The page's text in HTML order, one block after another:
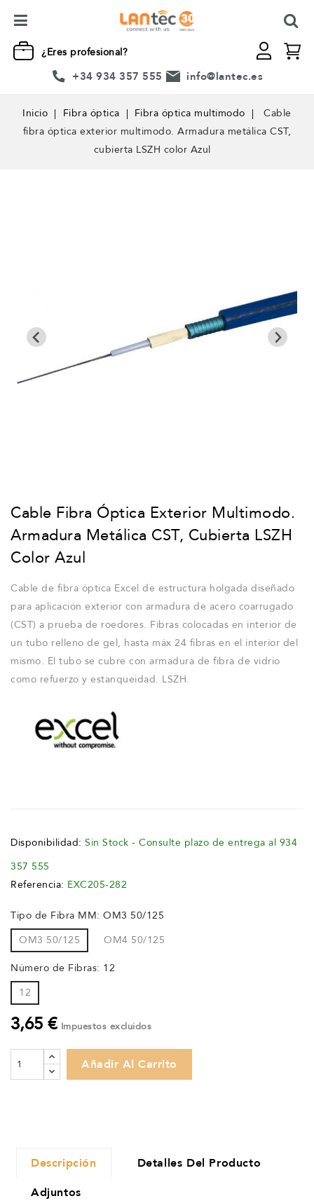
¿Eres profesional?
+34 934 357 555 info@lantec.es
Inicio Fibra óptica Fibra óptica multimodo
Cable
fibra óptica exterior multimodo. Armadura metálica CST,
cubierta LSZH color Azul
Cable Fibra Óptica Exterior Multimodo.
Armadura Metálica CST, Cubierta LSZH
Color Azul
Cable de fibra óptica Excel de estructura holgada diseñado
para aplicación exterior con armadura de acero coarrugado
(CST) a prueba de roedores. Fibras colocadas en interior de
un tubo relleno de gel, hasta máx 24 fibras en el interior del
mismo. El tubo se cubre con armadura de fibra de vidrio
como refuerzo y estanqueidad. LSZH.
Disponibilidad: Sin Stock - Consulte plazo de entrega al 934
357 555
Referencia: EXC205-282
Tipo de Fibra MM: OM3 50/125
OM3 50/125
OM4 50/125
Número de Fibras: 12
12
3,65 € Impuestos excluidos
Añadir Al Carrito
Descripción
Detalles Del Producto
Adjuntos